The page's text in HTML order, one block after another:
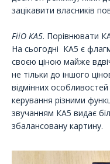
зацікавити власників
FiiO КА5. Порівнювати
На сьогодні КА5 є
своєю ціною майже
не тільки до іншого
відмінних
керування різними
звучанням КА5 видає
збалансовану картину.